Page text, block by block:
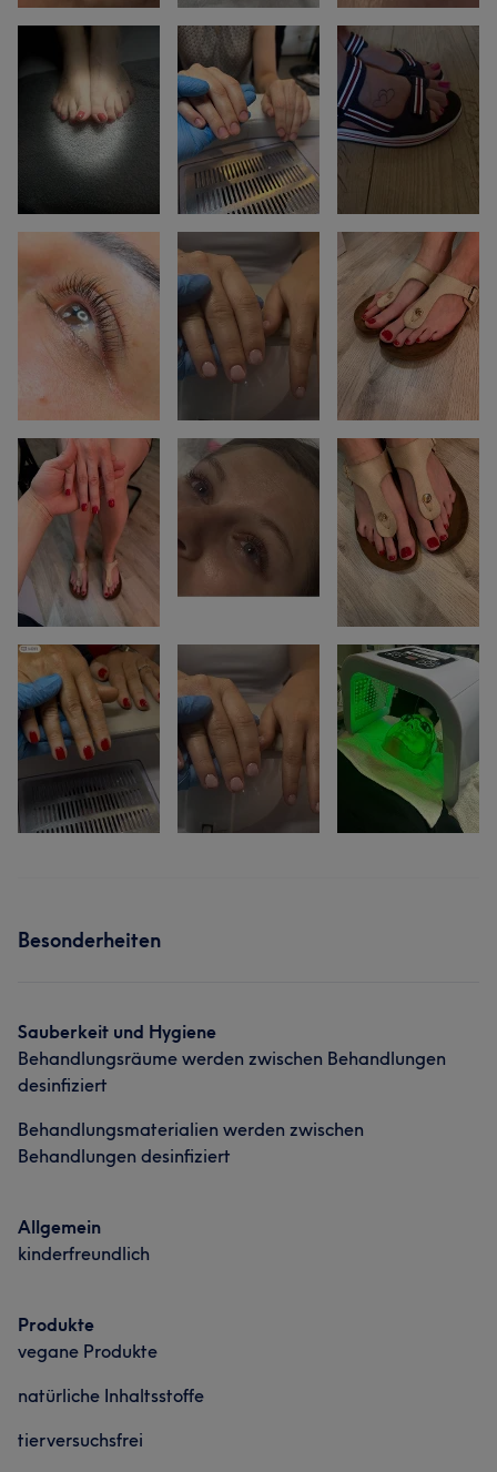
Besonderheiten
Sauberkeit und Hygiene
Behandlungsräume werden zwischen Behandlungen
desinfiziert
Behandlungsmaterialien werden zwischen
Behandlungen desinfiziert
Allgemein
kinderfreundlich
Produkte
vegane Produkte
natürliche Inhaltsstoffe
tierversuchsfrei